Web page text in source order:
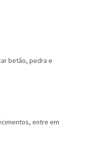
betão, pedra e
entre em